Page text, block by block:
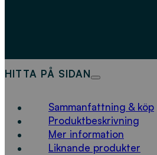
HITTA PÅ SIDAN
Sammanfattning & köp
Produktbeskrivning
Mer information
Liknande produkter